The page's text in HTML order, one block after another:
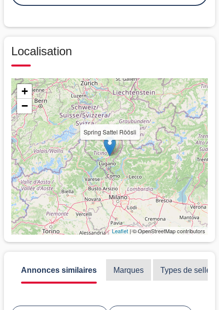
Localisation
Spring Sattel Röösli
+
−
Leaflet | © OpenStreetMap contributors
Annonces similaires Marques Types de selles